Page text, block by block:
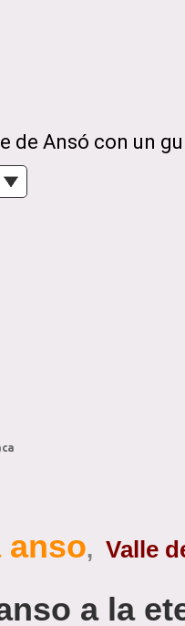
de Ansó con un
anso, Valle
a la